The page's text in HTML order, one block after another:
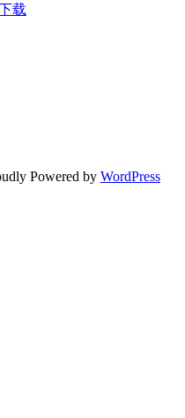
载
Powered by WordPress